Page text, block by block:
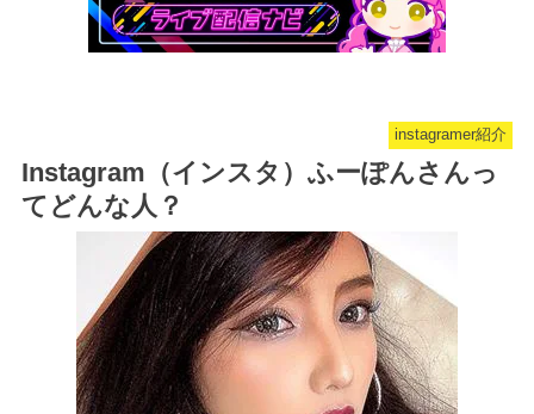
instagramer紹介
Instagram（インスタ）ふーぽんさんっ
てどんな人？